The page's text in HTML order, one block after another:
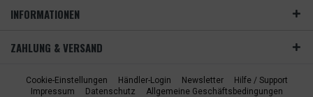
INFORMATIONEN
ZAHLUNG & VERSAND
Cookie-Einstellungen Händler-Login Newsletter
Hilfe / Support
Impressum
Datenschutz
Allgemeine Geschäftsbedingungen